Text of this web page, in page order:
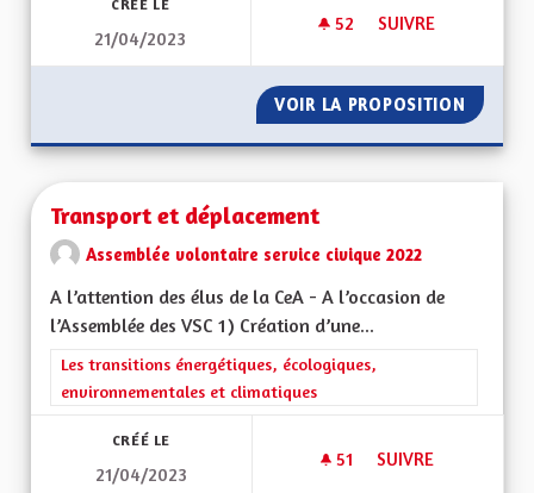
CRÉÉ LE
21/04/2023
52 52 ABONNÉS
SUIVRE
VOIR LA PROPOSITION
Transport et déplacement
Assemblée volontaire service civique 2022
A l’attention des élus de la CeA - A l’occasion de
l’Assemblée des VSC 1) Création d’une...
Filtrer les résultats de la catégorie : Les transitions
Les transitions énergétiques, écologiques,
environnementales et climatiques
CRÉÉ LE
21/04/2023
51 51 ABONNÉS
SUIVRE